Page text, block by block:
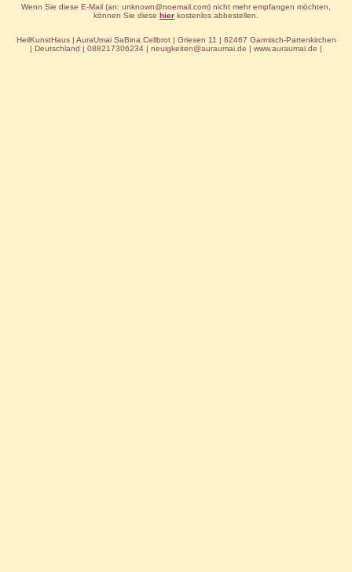
Wenn Sie diese E-Mail (an: unknown@noemail.com) nicht mehr empfangen möchten,
können Sie diese hier kostenlos abbestellen.
HeilKunstHaus | AuraUmai SaBina Cellbrot | Griesen 11 | 82467 Garmisch-Partenkirchen
| Deutschland | 088217306234 | neuigkeiten@auraumai.de | www.auraumai.de |